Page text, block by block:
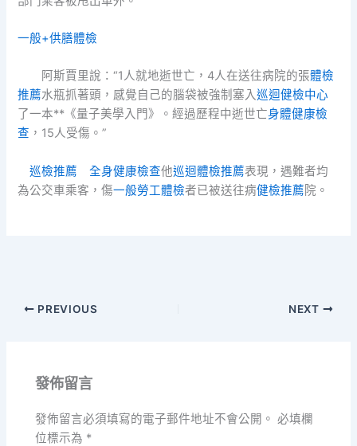
一般+供膳體檢
阿斯賈里說：“1人就地逝世亡，4人在送往病院的張體檢
推薦水瓶抓著頭，感覺自己的腦袋被強制塞入巡迴健檢中心
了一本**《量子美學入門》。經過歷程中逝世亡身體健康檢
查 ，15人受傷。”
巡檢推薦 全身健康檢查他巡迴體檢推薦表現，遇難者均
為公交車乘客，傷一般勞工體檢者已被送往病健檢推薦院。
PREVIOUS NEXT
發佈留言
發佈留言必須填寫的電子郵件地址不會公開。 必填欄
位標示為 *